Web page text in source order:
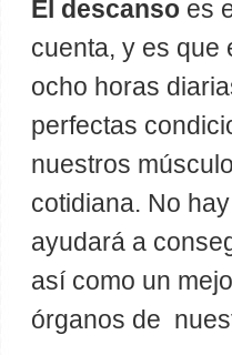
El descanso es
cuenta, y es que
ocho horas
perfectas
nuestros
cotidiana. No
ayudará a
así como un
órganos de